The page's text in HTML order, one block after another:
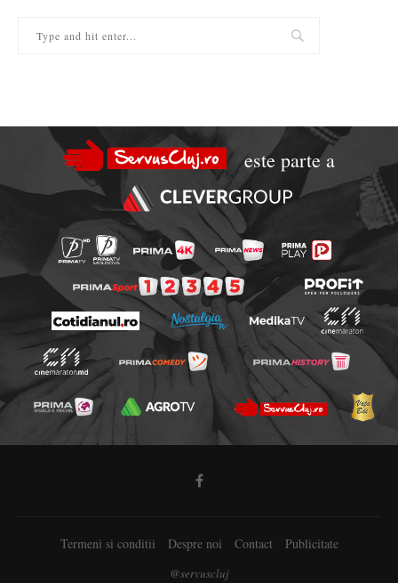
este parte a
Termeni si conditii Despre noi Contact Publicitate
@servuscluj